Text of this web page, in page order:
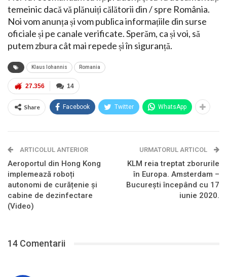
temeinic dacă vă plănuiți călătorii din / spre România.
Noi vom anunța și vom publica informațiile din surse
oficiale și pe canale verificate. Sperăm, ca și voi, să
putem zbura cât mai repede și în siguranță.
Klaus Iohannis Romania
14
27.356
Share Facebook Twitter WhatsApp
ARTICOLUL ANTERIOR
Aeroportul din Hong Kong
implemează roboți
autonomi de curățenie și
cabine de dezinfectare
(Video)
URMATORUL ARTICOL
KLM reia treptat zborurile
în Europa. Amsterdam –
București începând cu 17
iunie 2020.
14 Comentarii